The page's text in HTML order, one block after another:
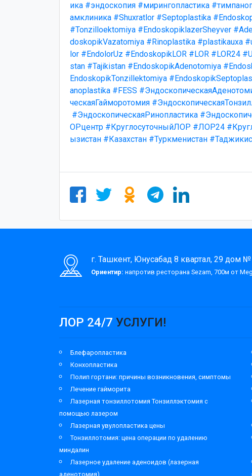
ика #эндоскопия #мирингопластика
амклиника #Shuxratlor #Septoplastika
#Tonzilloektomiya #EndoskopiklazerSheyver
doskopikVazatomiya #Rinoplastika #plastikauxa
lor #EndolorUz #EndoskopikLOR #LOR #LOR24
stan #Tajikistan #EndoskopikAdenotomiya
EndoskopikTonzillektomiya
anoplastika #FESS
ческаяГайморотомия
#ЭндоскопическаяРинопластика
ОРцентр #КруглосуточныйЛОР #ЛОР24
ызистан #Казахстан #Туркменистан
г. Ташкент, Юнусабад 8 квартал, 29 дом №
Ориентир: напротив ресторана Sezam, 700м от
ЛОР 24/7 УСЛУГИ!
Блефаропластика
Конхопластика
Полип гортани: причины возникновения, симптомы
Лечение гайморита
Лазерная тонзиллотомия Тонзиллэктомия с
помощью лазером
Лазерная увулопластика цены
Тонзиллотомия: цена операции по удалению
миндалин
Лазерное удаление аденоидов (лазерная
аденотомия)